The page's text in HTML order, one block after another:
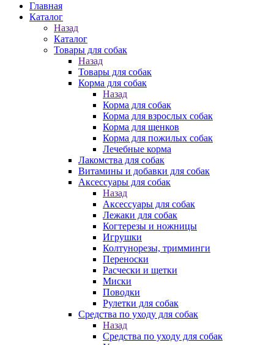
Главная
Каталог
Назад
Каталог
Товары для собак
Назад
Товары для собак
Корма для собак
Назад
Корма для собак
Корма для взрослых собак
Корма для щенков
Корма для пожилых собак
Лечебные корма
Лакомства для собак
Витамины и добавки для собак
Аксессуары для собак
Назад
Аксессуары для собак
Лежаки для собак
Когтерезы и ножницы
Игрушки
Колтунорезы, тримминги
Переноски
Расчески и щетки
Миски
Поводки
Рулетки для собак
Средства по уходу для собак
Назад
Средства по уходу для собак